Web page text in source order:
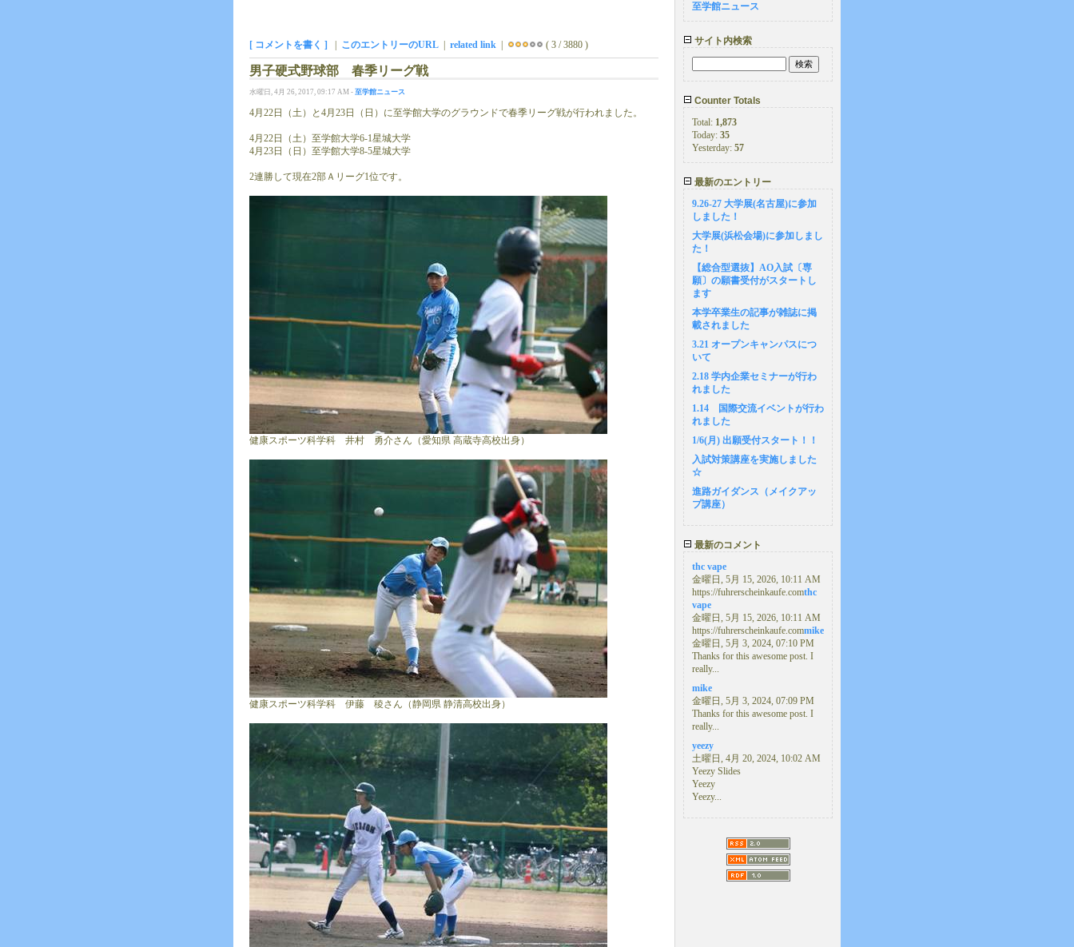
[ コメントを書く ] このエントリーのURL related link ( 3 / 3880 )
男子硬式野球部 春季リーグ戦
水曜日, 4月 26, 2017, 09:17 AM - 至学館ニュース
4月22日（土）と4月23日（日）に至学館大学のグラウンドで春季リーグ戦が行われました。
4月22日（土）至学館大学6-1星城大学
4月23日（日）至学館大学8-5星城大学
2連勝して現在2部Ａリーグ1位です。
健康スポーツ科学科 井村 勇介さん（愛知県 高蔵寺高校出身）
健康スポーツ科学科 伊藤 稜さん（静岡県 静清高校出身）
至学館ニュース
サイト内検索
Counter Totals
Total: 1,873
Today: 35
Yesterday: 57
最新のエントリー
9.26-27 大学展(名古屋)に参加
しました！
大学展(浜松会場)に参加しまし
た！
【総合型選抜】AO入試〔専
願〕の願書受付がスタートし
ます
本学卒業生の記事が雑誌に掲
載されました
3.21 オープンキャンパスにつ
いて
2.18 学内企業セミナーが行わ
れました
1.14 国際交流イベントが行わ
れました
1/6(月) 出願受付スタート！！
入試対策講座を実施しました
☆
進路ガイダンス（メイクアッ
プ講座）
最新のコメント
thc vape
金曜日, 5月 15, 2026, 10:11 AM
https://fuhrerscheinkaufe.comthc
vape
金曜日, 5月 15, 2026, 10:11 AM
https://fuhrerscheinkaufe.commike
金曜日, 5月 3, 2024, 07:10 PM
Thanks for this awesome post. I
really...
mike
金曜日, 5月 3, 2024, 07:09 PM
Thanks for this awesome post. I
really...
yeezy
土曜日, 4月 20, 2024, 10:02 AM
Yeezy Slides
Yeezy
Yeezy...